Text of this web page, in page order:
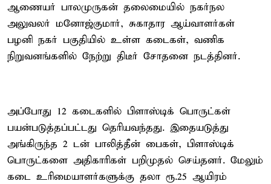
ஆணையர் பாலமுருகன் தலைமையில் நகர்நல
அலுவலர் மனோஜ்குமார், சுகாதார ஆய்வாளர்கள்
பழனி நகர் பகுதியில் உள்ள கடைகள், வணிக
நிறுவனங்களில் நேற்று திடீர் சோதனை நடத்தினர்.
அப்போது 12 கடைகளில் பிளாஸ்டிக் பொருட்கள்
பயன்படுத்தப்பட்டது தெரியவந்தது. இதையடுத்து
அங்கிருந்த 2 டன் பாலித்தீன் பைகள், பிளாஸ்டிக்
பொருட்களை அதிகாரிகள் பறிமுதல் செய்தனர். மேலும்
கடை உரிமையாளர்களுக்கு தலா ரூ.25 ஆயிரம்